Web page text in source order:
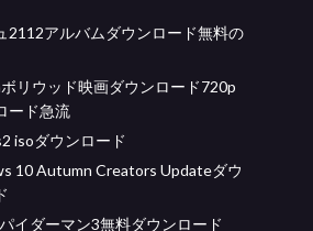
2112アルバムダウンロード無料の
リウッド映画ダウンロード720p
ード急流
isoダウンロード
10 Autumn Creators Updateダウ
イダーマン3無料ダウンロード